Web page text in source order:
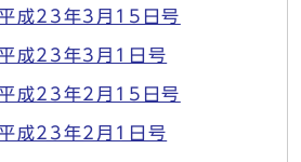
成23年3月15日号
成23年3月1日号
成23年2月15日号
成23年2月1日号